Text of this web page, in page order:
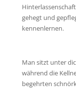
gehegt und
kennenlernen.
Man sitzt unter
während die
begehrten